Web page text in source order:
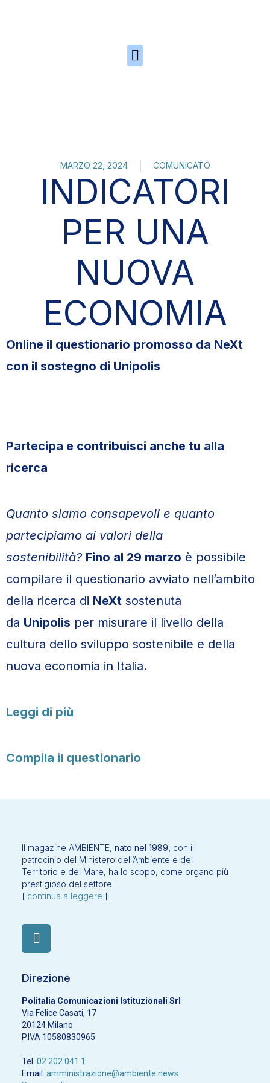
MARZO 22, 2024 COMUNICATO
INDICATORI
PER UNA
NUOVA
ECONOMIA
Online il questionario promosso da NeXt
con il sostegno di Unipolis
Partecipa e contribuisci anche tu alla
ricerca
Quanto siamo consapevoli e quanto
partecipiamo ai valori della
sostenibilità? Fino al 29 marzo è possibile
compilare il questionario avviato nell’ambito
della ricerca di NeXt sostenuta
da Unipolis per misurare il livello della
cultura dello sviluppo sostenibile e della
nuova economia in Italia.
Leggi di più
Compila il questionario
Il magazine AMBIENTE, nato nel 1989, con il
patrocinio del Ministero dell’Ambiente e del
Territorio e del Mare, ha lo scopo, come organo più
prestigioso del settore
[ continua a leggere ]
Direzione
Politalia Comunicazioni Istituzionali Srl
Via Felice Casati, 17
20124 Milano
P.IVA 10580830965
Tel. 02 202 041.1
Email: amministrazione@ambiente.news